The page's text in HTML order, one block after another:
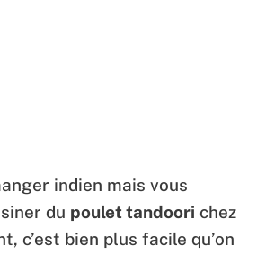
indien mais vous
du poulet tandoori chez
c’est bien plus facile qu’on